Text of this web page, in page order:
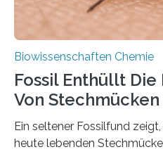
Biowissenschaften Chemie
Fossil Enthüllt
Von Stechmücken
Ein seltener Fossilfund
heute lebenden